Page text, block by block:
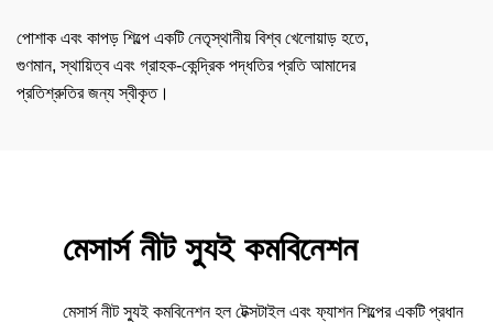
পোশাক এবং কাপড় শিল্পে একটি নেতৃস্থানীয় বিশ্ব খেলোয়াড় হতে,
গুণমান, স্থায়িত্ব এবং গ্রাহক-কেন্দ্রিক পদ্ধতির প্রতি আমাদের
প্রতিশ্রুতির জন্য স্বীকৃত।
মেসার্স নীট স্যুই কমবিনেশন
মেসার্স নীট স্যুই কমবিনেশন হল টেক্সটাইল এবং ফ্যাশন শিল্পের একটি প্রধান